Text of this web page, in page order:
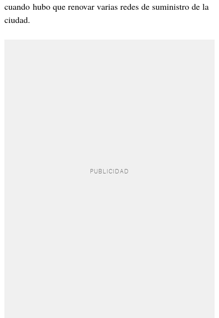
cuando hubo que renovar varias redes de suministro de la
ciudad.